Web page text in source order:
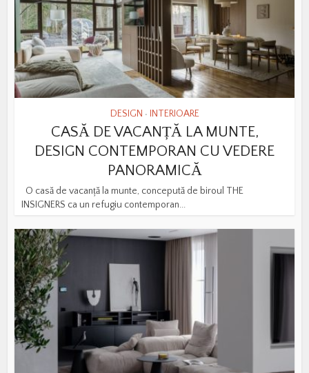
DESIGN • INTERIOARE
CASĂ DE VACANȚĂ LA MUNTE,
DESIGN CONTEMPORAN CU VEDERE
PANORAMICĂ
O casă de vacanță la munte, concepută de biroul THE
INSIGNERS ca un refugiu contemporan...